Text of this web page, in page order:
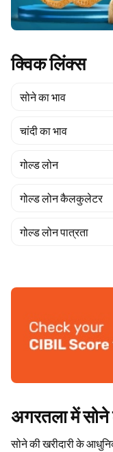
क्विक लिंक्स
सोने का भाव
चांदी का भाव
गोल्ड लोन
गोल्ड लोन कैलकुलेटर
गोल्ड लोन पात्रता
अगरतला में
सोने की खरीदारी के